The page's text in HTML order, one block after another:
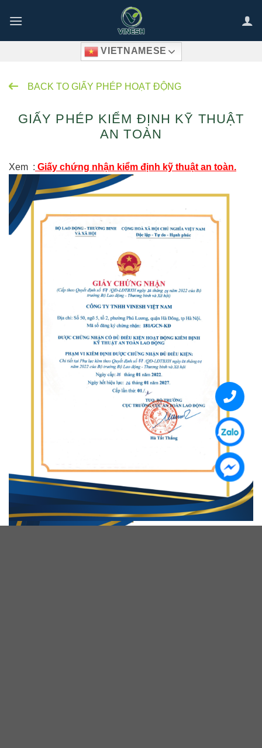
qua
VIETNAMESE
BACK TO GIẤY PHÉP HOẠT ĐỘNG
GIẤY PHÉP KIỂM ĐỊNH KỸ THUẬT
AN TOÀN
Xem : Giấy chứng nhận kiểm định kỹ thuật an toàn.